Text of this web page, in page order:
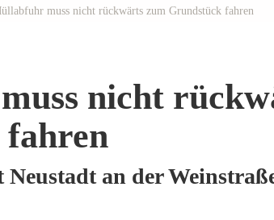
muss nicht rückwärts zum Grundstück fahren
nicht
an der